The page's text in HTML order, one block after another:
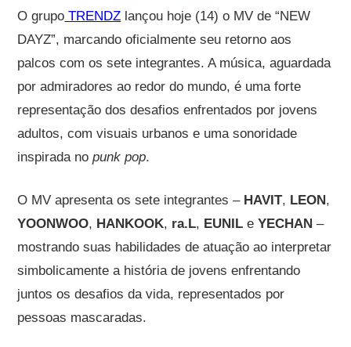
O grupo TRENDZ lançou hoje (14) o MV de “NEW
DAYZ”, marcando oficialmente seu retorno aos
palcos com os sete integrantes. A música, aguardada
por admiradores ao redor do mundo, é uma forte
representação dos desafios enfrentados por jovens
adultos, com visuais urbanos e uma sonoridade
inspirada nopunk pop.
O MV apresenta os sete integrantes – HAVIT, LEON,
YOONWOO, HANKOOK, ra.L, EUNIL eYECHAN –
mostrando suas habilidades de atuação ao interpretar
simbolicamente a história de jovens enfrentando
juntos os desafios da vida, representados por
pessoas mascaradas.